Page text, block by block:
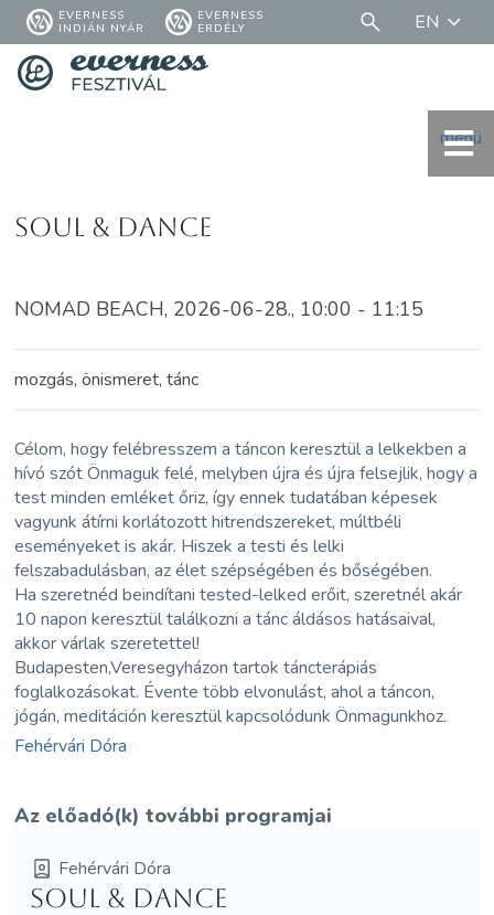
EVERNESS
INDIÁN NYÁR
EVERNESS
ERDÉLY
EN
menü
Soul & Dance
NOMAD BEACH, 2026-06-28., 10:00 - 11:15
mozgás, önismeret, tánc
Célom, hogy felébresszem a táncon keresztül a lelkekben a
hívó szót Önmaguk felé, melyben újra és újra felsejlik, hogy a
test minden emléket őriz, így ennek tudatában képesek
vagyunk átírni korlátozott hitrendszereket, múltbéli
eseményeket is akár. Hiszek a testi és lelki
felszabadulásban, az élet szépségében és bőségében.
Ha szeretnéd beindítani tested-lelked erőit, szeretnél akár
10 napon keresztül találkozni a tánc áldásos hatásaival,
akkor várlak szeretettel!
Budapesten,Veresegyházon tartok táncterápiás
foglalkozásokat. Évente több elvonulást, ahol a táncon,
jógán, meditáción keresztül kapcsolódunk Önmagunkhoz.
Fehérvári Dóra
Az előadó(k) további programjai
Fehérvári Dóra
Soul & Dance